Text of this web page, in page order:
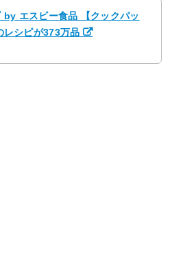
by エスビー食品 【クックパッ
レシピが373万品